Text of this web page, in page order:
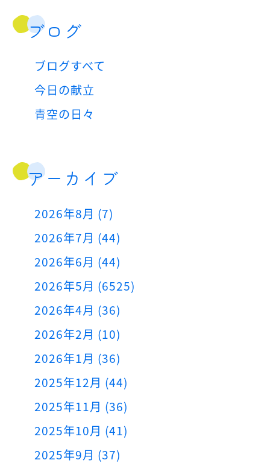
ブログ
ブログすべて
今日の献立
青空の日々
アーカイブ
2026年8月 (7)
2026年7月 (44)
2026年6月 (44)
2026年5月 (6525)
2026年4月 (36)
2026年2月 (10)
2026年1月 (36)
2025年12月 (44)
2025年11月 (36)
2025年10月 (41)
2025年9月 (37)